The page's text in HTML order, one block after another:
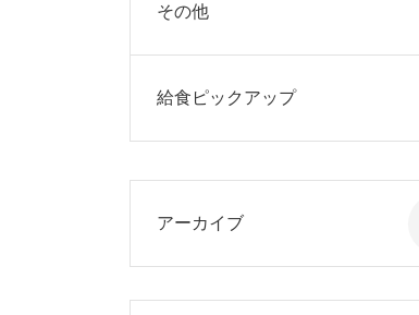
その他
給食ピックアップ
アーカイブ